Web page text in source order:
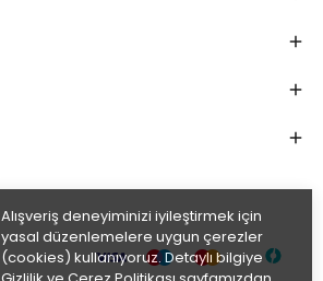
Alışveriş deneyiminizi iyileştirmek için
yasal düzenlemelere uygun çerezler
(cookies) kullanıyoruz. Detaylı bilgiye